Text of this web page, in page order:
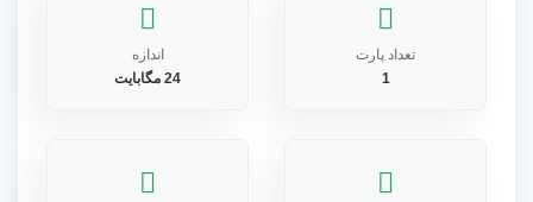
تعداد پارت
1
اندازه
24 مگابایت